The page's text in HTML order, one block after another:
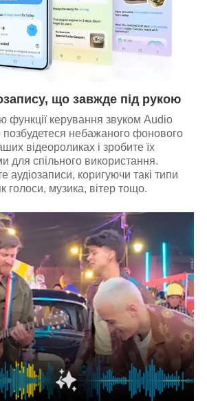
що завжде під рукою
функції керування звуком Audio
позбудетеся небажаного фонового
відеороликах і зробите їх
для спільного використання.
аудіозаписи, коригуючи такі типи
голоси, музика, вітер тощо.